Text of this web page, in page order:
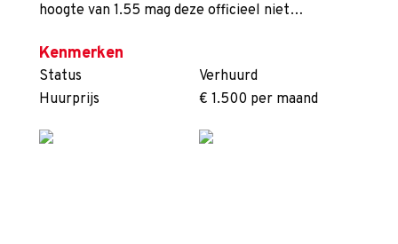
hoogte van 1.55 mag deze officieel niet…
Kenmerken
Status
Verhuurd
Huurprijs
€ 1.500 per maand